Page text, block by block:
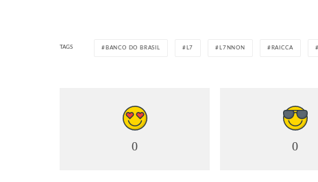
TAGS BANCO DO BRASIL L7 L7NNON RAICCA
0 0